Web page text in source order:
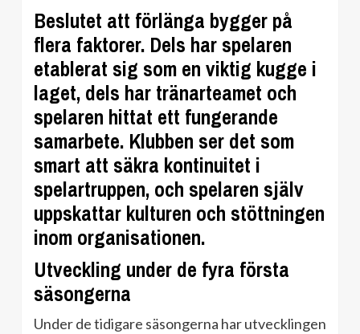
Beslutet att förlänga bygger på
flera faktorer. Dels har spelaren
etablerat sig som en viktig kugge i
laget, dels har tränarteamet och
spelaren hittat ett fungerande
samarbete. Klubben ser det som
smart att säkra kontinuitet i
spelartruppen, och spelaren själv
uppskattar kulturen och stöttningen
inom organisationen.
Utveckling under de fyra första
säsongerna
Under de tidigare säsongerna har utvecklingen